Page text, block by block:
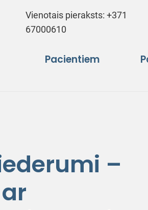
Vienotais pieraksts:+371
67000610
Pacientiem
–